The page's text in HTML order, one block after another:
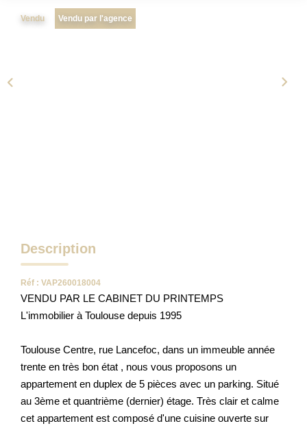
BIENS VENDUS
Vendu Vendu par l'agence
Description
Réf : VAP260018004
VENDU PAR LE CABINET DU PRINTEMPS
L'immobilier à Toulouse depuis 1995
Toulouse Centre, rue Lancefoc, dans un immeuble année
trente en très bon état , nous vous proposons un
appartement en duplex de 5 pièces avec un parking. Situé
au 3ème et quantrième (dernier) étage. Très clair et calme
cet appartement est composé d'une cuisine ouverte sur